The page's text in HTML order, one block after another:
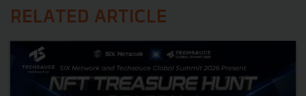
RELATED ARTICLE